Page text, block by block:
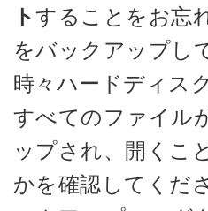
トすることをお忘
をバックアップし
時々ハードディス
すべてのファイル
ップされ、開くこ
かを確認してくだ